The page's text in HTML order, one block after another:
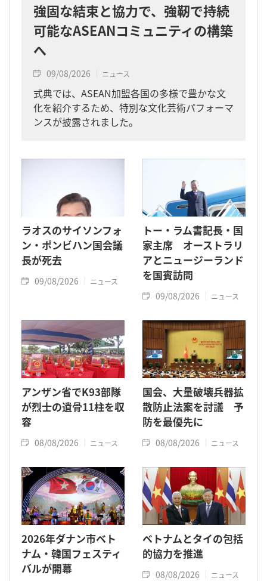
強固な結束と協力で、強靭で持続
可能なASEANコミュニティの構築
へ
09/08/2026 ニュース
式典では、ASEAN加盟各国の多様で豊かな文
化を紹介するため、特別な文化芸術パフォーマ
ンスが披露されました。
ラオスのサイソンフォ
ン・ポンビハン国会議
長が死去
09/08/2026 ニュース
トー・ラム書記長・国
家主席 オーストラリ
アとニュージーランド
を国賓訪問
09/08/2026 ニュース
アンザン省でK93部隊
が烈士の遺骨11柱を収
容
08/08/2026 ニュース
国会、大量破壊兵器拡
散防止法案を討議 予
防を最優先に
08/08/2026 ニュース
2026年ダナン市ベト
ナム・韓国フェスティ
バルが開幕
ベトナムとタイの包括
的協力を推進
08/08/2026 ニュース